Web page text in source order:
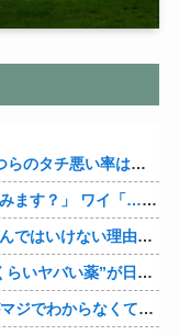
【悲報】『自認レイブンクロー』 ← こいつらのタチ悪い率は異常
保健師「まずは社食で大盛り頼むの辞めてみます？」 ワイ「…食っちゃいけないものを売ってるのか？」
【警告】医師『熱中症で”ロキソニン”を飲んではいけない理由がこれ』
【警告】医師「米国では”ヘロインと同じくらいヤバい薬”が日本では平気で処方されてる」
ASDなんやが『冗談』とか『社交辞令』がマジでわからなくて怖い